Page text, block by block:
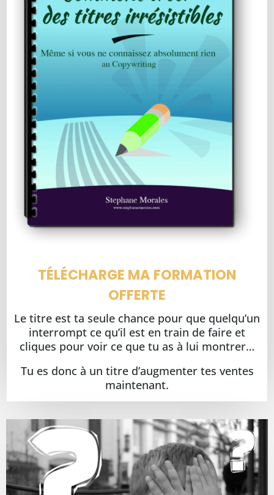
TÉLÉCHARGE MA FORMATION
OFFERTE
Le titre est ta seule chance pour que quelqu’un
interrompt ce qu’il est en train de faire et
cliques pour voir ce que tu as à lui montrer…
Tu es donc à un titre d’augmenter tes ventes
maintenant.